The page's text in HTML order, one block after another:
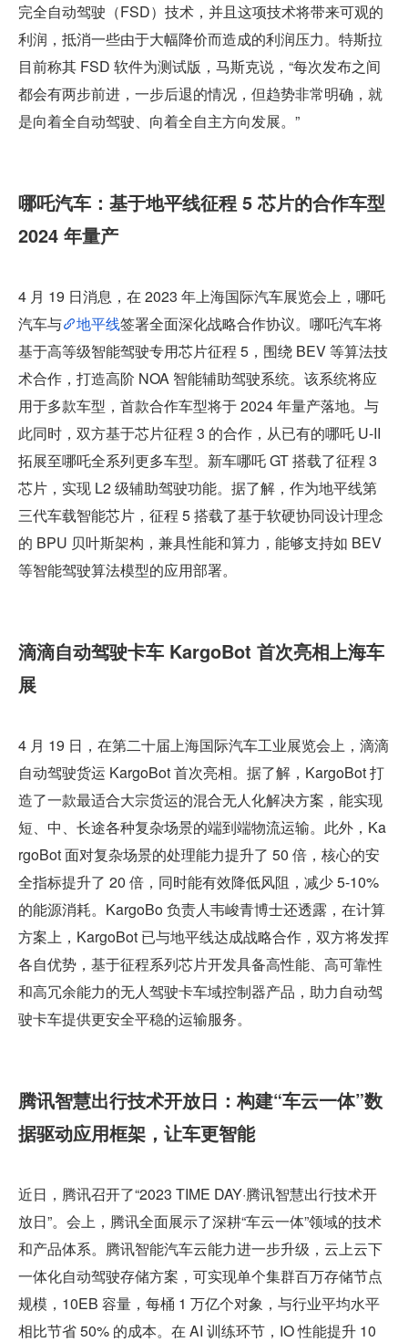
完全自动驾驶（FSD）技术，并且这项技术将带来可观的
利润，抵消一些由于大幅降价而造成的利润压力。特斯拉
目前称其 FSD 软件为测试版，马斯克说，“每次发布之间
都会有两步前进，一步后退的情况，但趋势非常明确，就
是向着全自动驾驶、向着全自主方向发展。”
哪吒汽车：基于地平线征程 5 芯片的合作车型
2024 年量产
4 月 19 日消息，在 2023 年上海国际汽车展览会上，哪吒
汽车与
地平线签署全面深化战略合作协议。哪吒汽车将
基于高等级智能驾驶专用芯片征程 5，围绕 BEV 等算法技
术合作，打造高阶 NOA 智能辅助驾驶系统。该系统将应
用于多款车型，首款合作车型将于 2024 年量产落地。与
此同时，双方基于芯片征程 3 的合作，从已有的哪吒 U-II
拓展至哪吒全系列更多车型。新车哪吒 GT 搭载了征程 3
芯片，实现 L2 级辅助驾驶功能。据了解，作为地平线第
三代车载智能芯片，征程 5 搭载了基于软硬协同设计理念
的 BPU 贝叶斯架构，兼具性能和算力，能够支持如 BEV
等智能驾驶算法模型的应用部署。
滴滴自动驾驶卡车 KargoBot 首次亮相上海车
展
4 月 19 日，在第二十届上海国际汽车工业展览会上，滴滴
自动驾驶货运 KargoBot 首次亮相。据了解，KargoBot 打
造了一款最适合大宗货运的混合无人化解决方案，能实现
短、中、长途各种复杂场景的端到端物流运输。此外，Ka
rgoBot 面对复杂场景的处理能力提升了 50 倍，核心的安
全指标提升了 20 倍，同时能有效降低风阻，减少 5-10%
的能源消耗。KargoBo 负责人韦峻青博士还透露，在计算
方案上，KargoBot 已与地平线达成战略合作，双方将发挥
各自优势，基于征程系列芯片开发具备高性能、高可靠性
和高冗余能力的无人驾驶卡车域控制器产品，助力自动驾
驶卡车提供更安全平稳的运输服务。
腾讯智慧出行技术开放日：构建“车云一体”数
据驱动应用框架，让车更智能
近日，腾讯召开了“2023 TIME DAY·腾讯智慧出行技术开
放日”。会上，腾讯全面展示了深耕“车云一体”领域的技术
和产品体系。腾讯智能汽车云能力进一步升级，云上云下
一体化自动驾驶存储方案，可实现单个集群百万存储节点
规模，10EB 容量，每桶 1 万亿个对象，与行业平均水平
相比节省 50% 的成本。在 AI 训练环节，IO 性能提升 10